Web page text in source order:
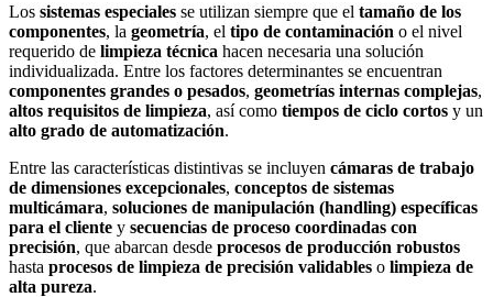
Los sistemas especiales se utilizan siempre que el tamaño de los
componentes, la geometría, el tipo de contaminación o el nivel
requerido de limpieza técnica hacen necesaria una solución
individualizada. Entre los factores determinantes se encuentran
componentes grandes o pesados, geometrías internas complejas,
altos requisitos de limpieza, así como tiempos de ciclo cortos y un
alto grado de automatización.
Entre las características distintivas se incluyen cámaras de trabajo
de dimensiones excepcionales, conceptos de sistemas
multicámara, soluciones de manipulación (handling) específicas
para el cliente y secuencias de proceso coordinadas con
precisión, que abarcan desde procesos de producción robustos
hasta procesos de limpieza de precisión validables o limpieza de
alta pureza.